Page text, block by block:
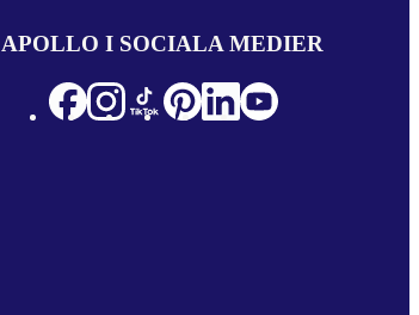
APOLLO I SOCIALA MEDIER